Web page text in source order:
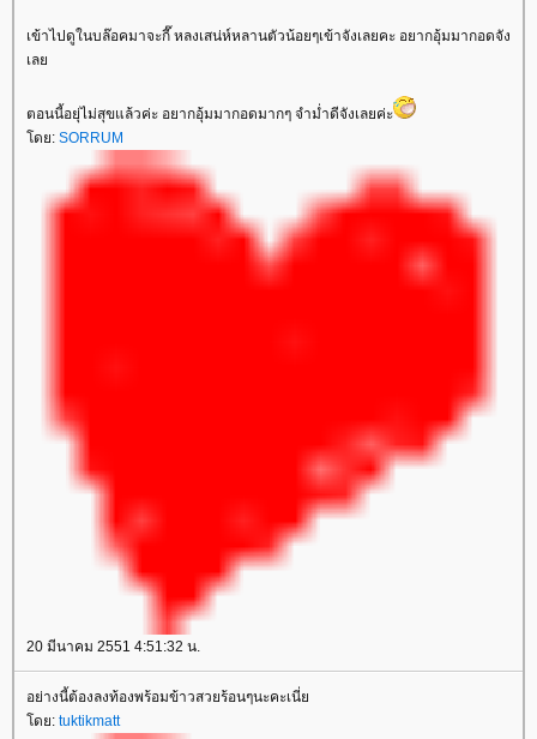
เข้าไปดูในบล๊อคมาจะกี๊ หลงเสน่ห์หลานตัวน้อยๆเข้าจังเลยคะ อยากอุ้มมากอดจัง
เลย
ตอนนี้อยุ่ไม่สุขแล้วค่ะ อยากอุ้มมากอดมากๆ จำม่ำดีจังเลยค่ะ
โดย: SORRUM
20 มีนาคม 2551 4:51:32 น.
อย่างนี้ต้องลงท้องพร้อมข้าวสวยร้อนๆนะคะเนี่ย
โดย: tuktikmatt